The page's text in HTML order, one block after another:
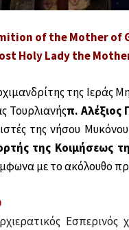
of the Mother of
Holy Lady the
της Ιεράς
Τουρλιανήςπ.
της νήσου
της Κοιμήσεως
με το ακόλουθο
Εσπερινός